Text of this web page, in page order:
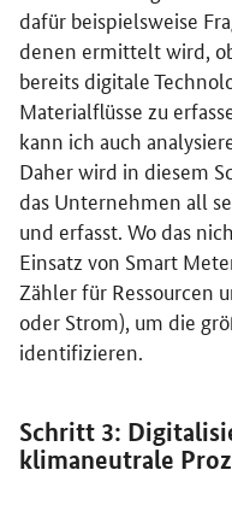
dafür beispielsweise
denen ermittelt wird,
bereits digitale
Materialflüsse zu
kann ich auch
Daher wird in diesem
das Unternehmen all
und erfasst. Wo das
Einsatz von Smart
Zähler für Ressourcen
oder Strom), um die
identifizieren.
Schritt 3:
klimaneutrale